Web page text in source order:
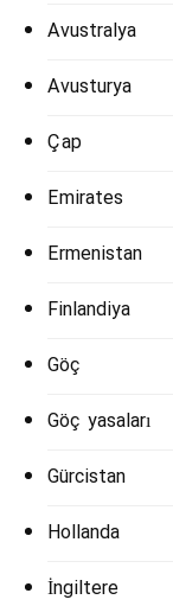
Avustralya
Avusturya
Çap
Emirates
Ermenistan
Finlandiya
Göç
Göç yasaları
Gürcistan
Hollanda
İngiltere